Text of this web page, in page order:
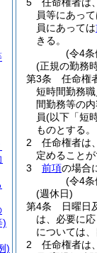
員等にあっ
員にあっては
きる。
(令4条
(正規の勤務
第3条
任命権
短時間勤務
間勤務等の
員(以下「短
ものとする。
2
任命権者は
定めることが
3
前項の場合
(令4条
(週休日)
第4条
日曜日
は、必要に
については
2
任命権者は
)
)